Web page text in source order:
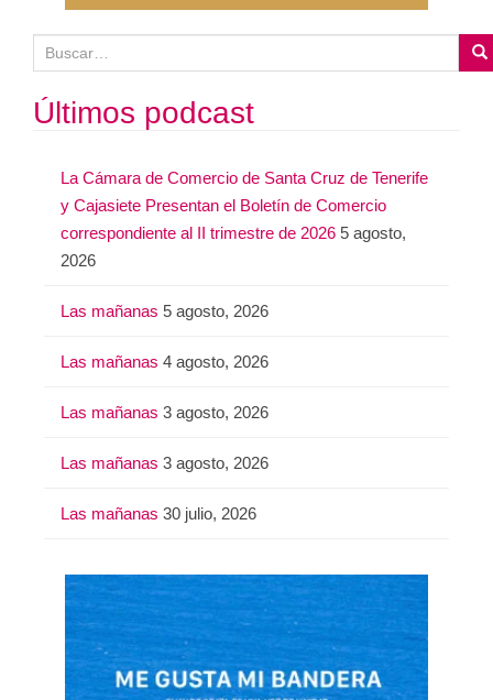
u
s
c
Últimos podcast
La Cámara de Comercio de Santa Cruz de Tenerife
y Cajasiete Presentan el Boletín de Comercio
correspondiente al II trimestre de 2026 5 agosto,
2026
Las mañanas 5 agosto, 2026
Las mañanas 4 agosto, 2026
Las mañanas 3 agosto, 2026
Las mañanas 3 agosto, 2026
Las mañanas 30 julio, 2026